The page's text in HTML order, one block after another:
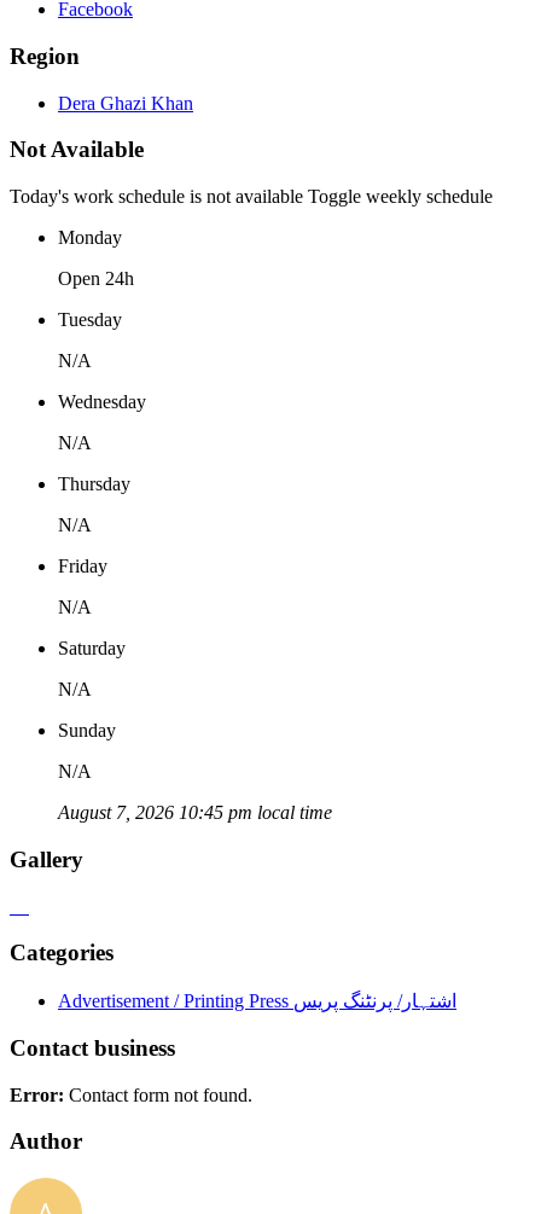
Facebook
Region
Dera Ghazi Khan
Not Available
Today's work schedule is not available Toggle weekly schedule
Monday
Open 24h
Tuesday
N/A
Wednesday
N/A
Thursday
N/A
Friday
N/A
Saturday
N/A
Sunday
N/A
August 7, 2026 10:45 pm local time
Gallery
Categories
Advertisement / Printing Press اشتہار/ پرنٹنگ پریس
Contact business
Error: Contact form not found.
Author